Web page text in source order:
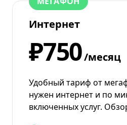
Интернет
₽750/месяц
Удобный тариф от
нужен интернет и по
включенных услуг.